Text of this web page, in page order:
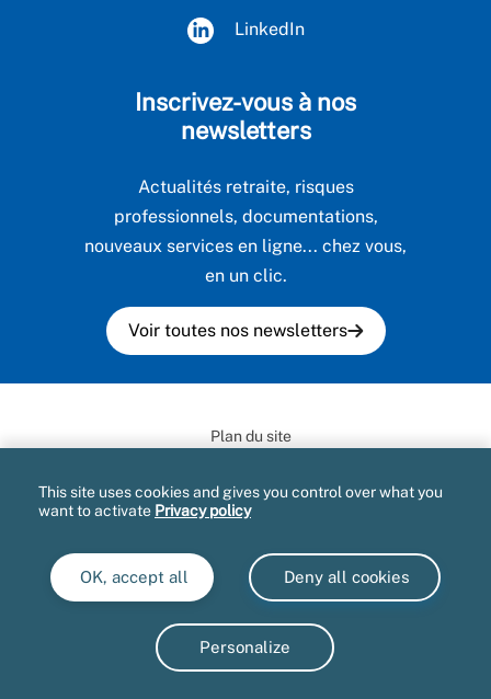
LinkedIn
Inscrivez-vous à nos
newsletters
Actualités retraite, risques
professionnels, documentations,
nouveaux services en ligne... chez vous,
en un clic.
Voir toutes nos newsletters
Plan du site
Mentions légales et CGU
Gestion des cookies
Accessibilité : partiellement conforme
This site uses cookies and gives you control over what you
want to activate Privacy policy
OK, accept all Deny all cookies
Personalize